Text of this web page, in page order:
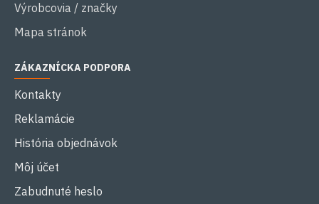
Výrobcovia / značky
Mapa stránok
ZÁKAZNÍCKA PODPORA
Kontakty
Reklamácie
História objednávok
Môj účet
Zabudnuté heslo